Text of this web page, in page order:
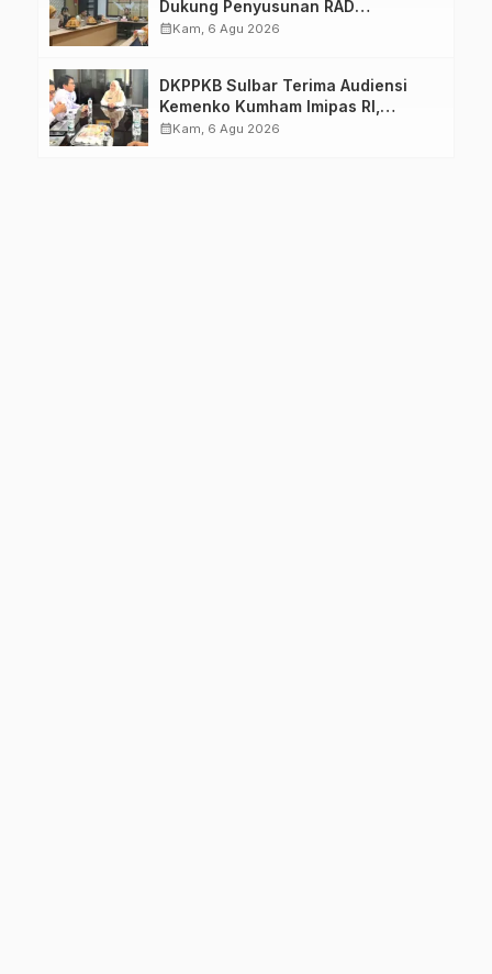
Dukung Penyusunan RAD
TPB/SDGs Sulawesi Barat
calendar_monthKam, 6 Agu 2026
DKPPKB Sulbar Terima Audiensi
Kemenko Kumham Imipas RI,
Perkuat Pelayanan Kesehatan bagi
calendar_monthKam, 6 Agu 2026